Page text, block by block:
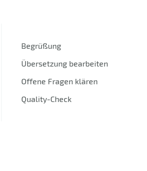
Begrüßung
Übersetzung bearbeiten
Offene Fragen klären
Quality-Check